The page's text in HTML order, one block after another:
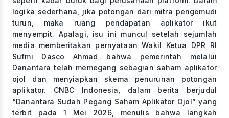
logika sederhana, jika potongan dari mitra pengemudi
turun, maka ruang pendapatan aplikator ikut
menyempit. Apalagi, isu ini muncul setelah sejumlah
media memberitakan pernyataan Wakil Ketua DPR RI
Sufmi Dasco Ahmad bahwa pemerintah melalui
Danantara telah memegang sebagian saham aplikator
ojol dan menyiapkan skema penurunan potongan
aplikator. CNBC Indonesia, dalam berita berjudul
“Danantara Sudah Pegang Saham Aplikator Ojol” yang
terbit pada 1 Mei 2026, menulis bahwa langkah